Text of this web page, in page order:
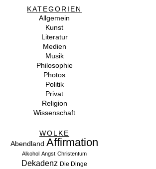
KATEGORIEN
Allgemein
Kunst
Literatur
Medien
Musik
Philosophie
Photos
Politik
Privat
Religion
Wissenschaft
WOLKE
Abendland Affirmation
Alkohol Angst Christentum
Dekadenz Die Dinge